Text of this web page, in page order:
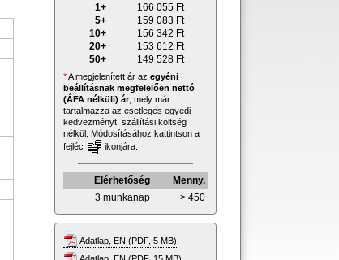
1+ 166 055 Ft
5+
159 083 Ft
10+
156 342 Ft
20+
153 612 Ft
50+
149 528 Ft
*A megjelenített ár az egyéni
beállításnak megfelelően nettó
(ÁFA nélküli) ár, mely már
tartalmazza az esetleges egyedi
kedvezményt, szállítási költség
nélkül. Módosításához kattintson a
fejléc
ikonjára.
Elérhetőség
Menny.
3 munkanap
> 450
Adatlap, EN (PDF, 5 MB)
Adatlap, EN (PDF, 15 MB)